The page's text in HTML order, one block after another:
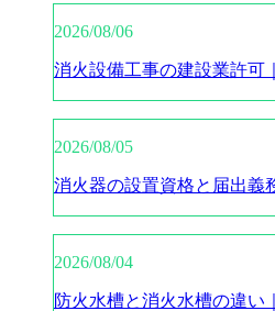
2026/08/06
消火設備工事の建設業許可
2026/08/05
消火器の設置資格と届出義
2026/08/04
防火水槽と消火水槽の違い